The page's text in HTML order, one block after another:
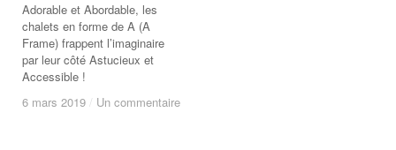
Adorable et Abordable, les
chalets en forme de A (A
Frame) frappent l’imaginaire
par leur côté Astucieux et
Accessible !
6 mars 2019 / Un commentaire
6 mars 2019 / Un commentaire